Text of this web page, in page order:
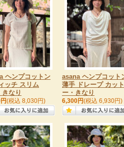
ヘンプコットン
ッチ スリム
きなり
(税込 8,030円)
asana ヘンプコット
薄手 ドレープ カッ
ー・きなり
6,300円(税込 6,930円)